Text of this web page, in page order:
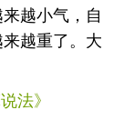
越小气，自
越重了。大
法》